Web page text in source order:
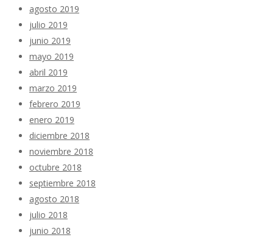
agosto 2019
julio 2019
junio 2019
mayo 2019
abril 2019
marzo 2019
febrero 2019
enero 2019
diciembre 2018
noviembre 2018
octubre 2018
septiembre 2018
agosto 2018
julio 2018
junio 2018